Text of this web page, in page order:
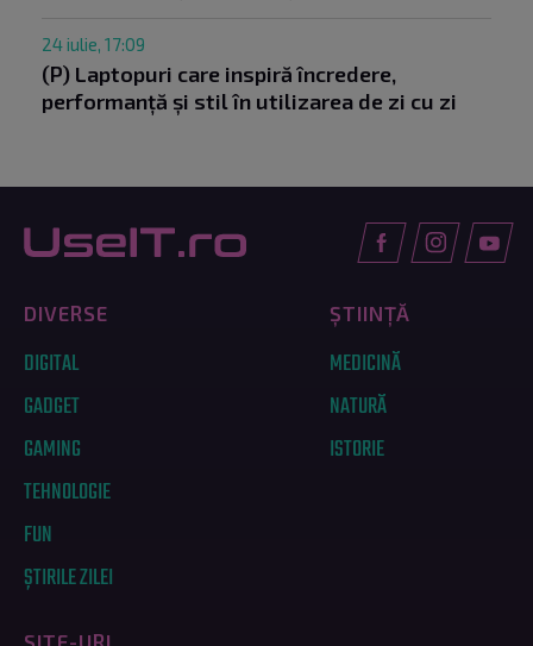
24 iulie, 17:09
(P) Laptopuri care inspiră încredere,
performanță și stil în utilizarea de zi cu zi
DIVERSE
DIGITAL
GADGET
GAMING
TEHNOLOGIE
FUN
ȘTIRILE ZILEI
ȘTIINȚĂ
MEDICINĂ
NATURĂ
ISTORIE
SITE-URI